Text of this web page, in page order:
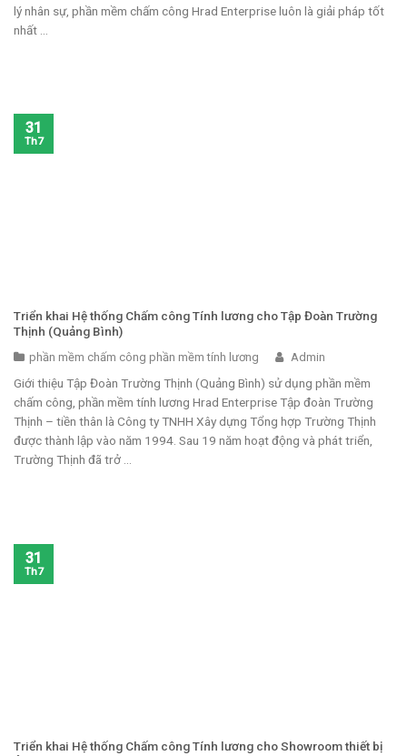
lý nhân sự, phần mềm chấm công Hrad Enterprise luôn là giải pháp tốt
nhất ...
Triển khai Hệ thống Chấm công Tính lương cho Tập Đoàn Trường
Thịnh (Quảng Bình)
phần mềm chấm công phần mềm tính lương Admin
Giới thiệu Tập Đoàn Trường Thịnh (Quảng Bình) sử dụng phần mềm
chấm công, phần mềm tính lương Hrad Enterprise Tập đoàn Trường
Thịnh – tiền thân là Công ty TNHH Xây dựng Tổng hợp Trường Thịnh
được thành lập vào năm 1994. Sau 19 năm hoạt động và phát triển,
Trường Thịnh đã trở ...
31
Th7
Triển khai Hệ thống Chấm công Tính lương cho Showroom thiết bị
31
Th7